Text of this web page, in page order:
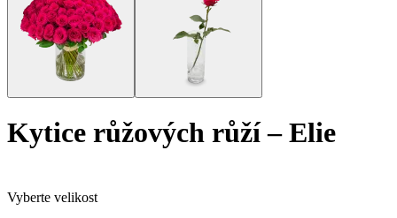
kytice růžových růží–Elie
Vyberte velikost